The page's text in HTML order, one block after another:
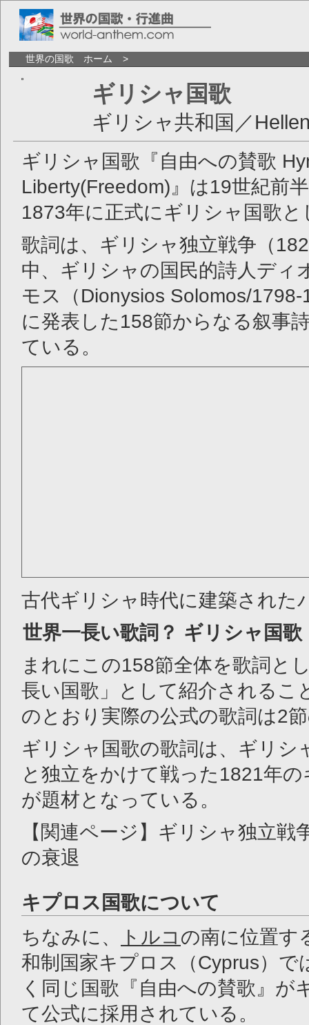
世界の国歌 ホーム
ギリシャ国歌
ギリシャ共和国／
ギリシャ国歌『自由への賛歌
Liberty(Freedom)』は19世紀前
1873年に正式にギリシャ国歌
歌詞は、ギリシャ独立戦争（
中、ギリシャの国民的詩人ディ
モス（Dionysios Solomos/
に発表した158節からなる叙事
ている。
古代ギリシャ時代に建築された
世界一長い歌詞？ ギリシャ国歌
まれにこの158節全体を歌詞と
長い国歌」として紹介されるこ
のとおり実際の公式の歌詞は2
ギリシャ国歌の歌詞は、ギリシ
と独立をかけて戦った1821年
が題材となっている。
【関連ページ】ギリシャ独立
の衰退
キプロス国歌について
ちなみに、
トルコ の南に位置す
和制国家キプロス（Cyprus）で
く同じ国歌『自由への賛歌』が
て公式に採用されている。